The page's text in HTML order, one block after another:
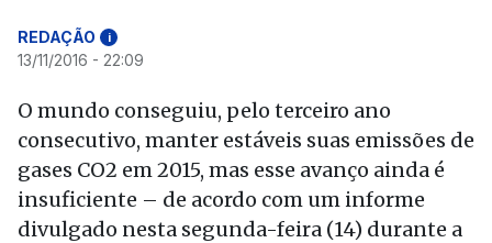
REDAÇÃO i
13/11/2016 - 22:09
O mundo conseguiu, pelo terceiro ano
consecutivo, manter estáveis suas emissões de
gases CO2 em 2015, mas esse avanço ainda é
insuficiente – de acordo com um informe
divulgado nesta segunda-feira (14) durante a